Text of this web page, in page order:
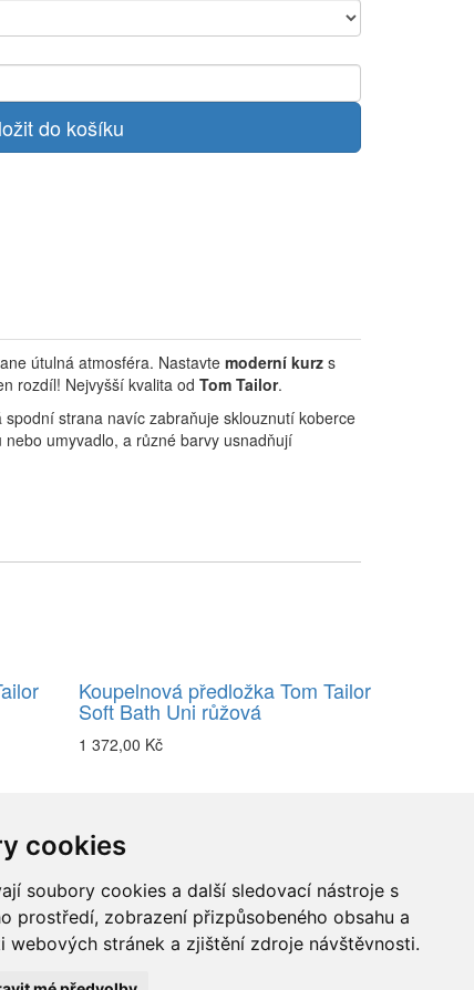
cookies
soubory cookies a další sledovací nástroje s
prostředí, zobrazení přizpůsobeného obsahu a
webových stránek a zjištění zdroje návštěvnosti.
útulná atmosféra. Nastavtemoderní kurz s
rozdíl! Nejvyšší kvalita od Tom Tailor.
spodní strana navíc zabraňuje sklouznutí koberce
umyvadlo, a různé barvy usnadňují
Koupelnová předložka Tom Tailor
Soft Bath Uni růžová
1 372,00 Kč